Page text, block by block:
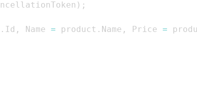
) ;
. Id , Name = product . Name , Price =